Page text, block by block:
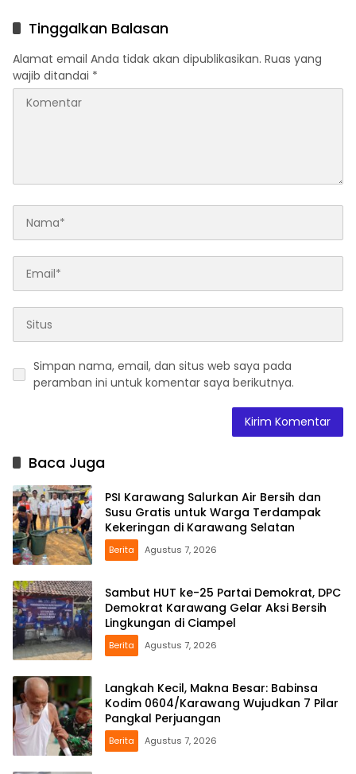
Tinggalkan Balasan
Alamat email Anda tidak akan dipublikasikan. Ruas yang
wajib ditandai *
Simpan nama, email, dan situs web saya pada
peramban ini untuk komentar saya berikutnya.
Baca Juga
PSI Karawang Salurkan Air Bersih dan
Susu Gratis untuk Warga Terdampak
Kekeringan di Karawang Selatan
Berita Agustus 7, 2026
Sambut HUT ke-25 Partai Demokrat, DPC
Demokrat Karawang Gelar Aksi Bersih
Lingkungan di Ciampel
Berita Agustus 7, 2026
Langkah Kecil, Makna Besar: Babinsa
Kodim 0604/Karawang Wujudkan 7 Pilar
Pangkal Perjuangan
Berita Agustus 7, 2026